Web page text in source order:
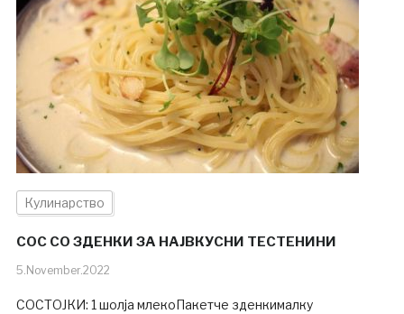
Кулинарство
СОС СО ЗДЕНКИ ЗА НАЈВКУСНИ ТЕСТЕНИНИ
5.November.2022
СОСТОЈКИ: 1 шолја млекоПакетче зденкималку